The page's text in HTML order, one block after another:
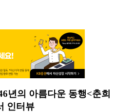
년의 아름다운 동행<춘희
인터뷰